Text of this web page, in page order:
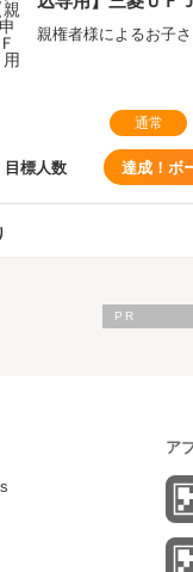
親権者様によるお子
通常
目標人数 達成！ボ
ア